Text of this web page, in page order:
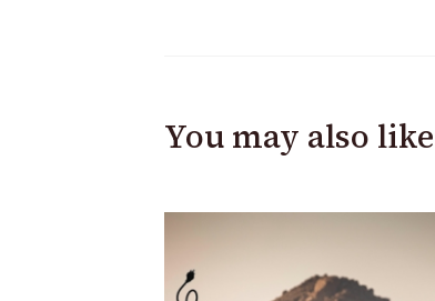
You may also like